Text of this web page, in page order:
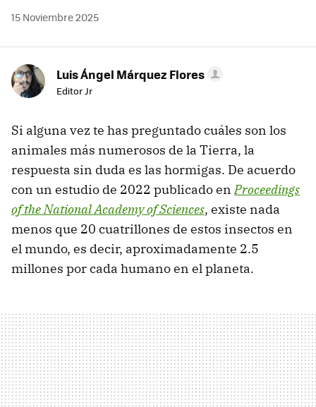
15 Noviembre 2025
Luis Ángel Márquez Flores
Editor Jr
Si alguna vez te has preguntado cuáles son los
animales más numerosos de la Tierra, la
respuesta sin duda es las hormigas. De acuerdo
con un estudio de 2022 publicado enProceedings
of the National Academy of Sciences, existe nada
menos que 20 cuatrillones de estos insectos en
el mundo, es decir, aproximadamente 2.5
millones por cada humano en el planeta.